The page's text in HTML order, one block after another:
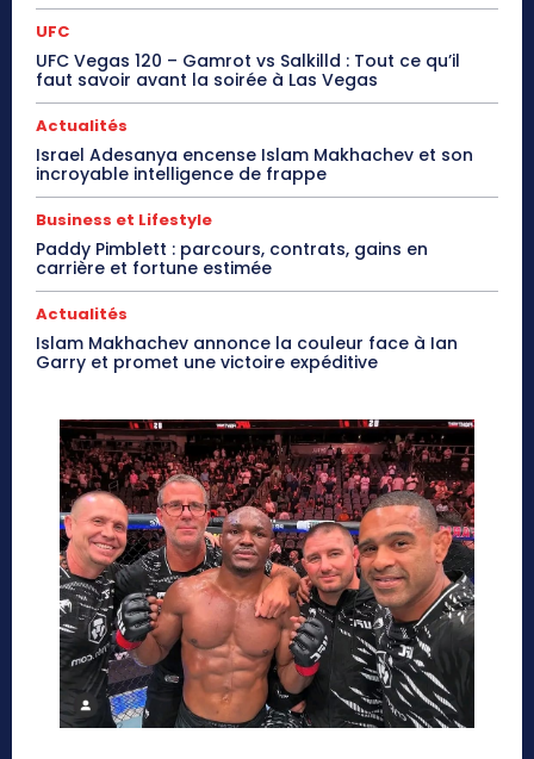
UFC
UFC Vegas 120 – Gamrot vs Salkilld : Tout ce qu’il
faut savoir avant la soirée à Las Vegas
Actualités
Israel Adesanya encense Islam Makhachev et son
incroyable intelligence de frappe
Business et Lifestyle
Paddy Pimblett : parcours, contrats, gains en
carrière et fortune estimée
Actualités
Islam Makhachev annonce la couleur face à Ian
Garry et promet une victoire expéditive